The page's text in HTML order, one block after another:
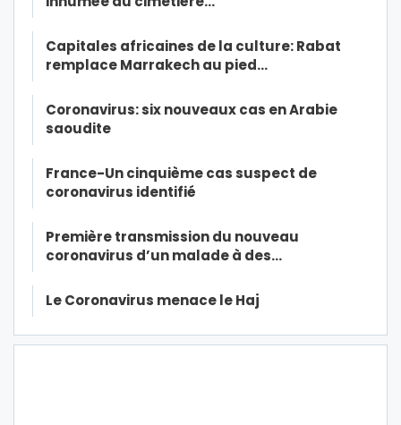
Capitales africaines de la culture: Rabat
remplace Marrakech au pied…
Coronavirus: six nouveaux cas en Arabie
saoudite
France-Un cinquième cas suspect de
coronavirus identifié
Première transmission du nouveau
coronavirus d’un malade à des…
Le Coronavirus menace le Haj